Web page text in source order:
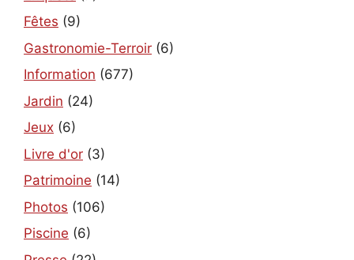
Fêtes (9)
Gastronomie-Terroir (6)
Information (677)
Jardin (24)
Jeux (6)
Livre d'or (3)
Patrimoine (14)
Photos (106)
Piscine (6)